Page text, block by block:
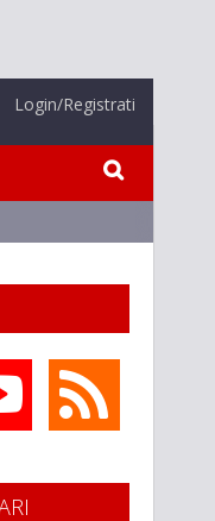
Login/Registrati